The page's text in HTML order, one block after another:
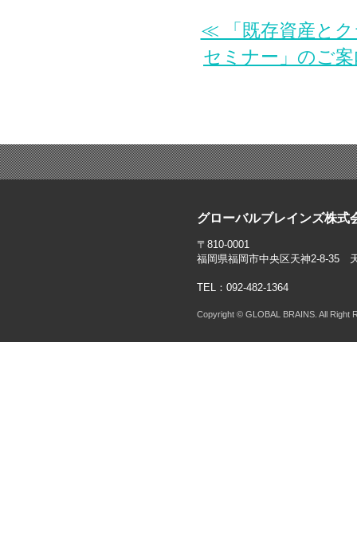
≪ 「既存資産と
セミナー」のご
グローバルブレインズ株式
〒810-0001
福岡県福岡市中央区天神2-8-35
TEL：092-482-1364
Copyright © GLOBAL BRAINS. All Right